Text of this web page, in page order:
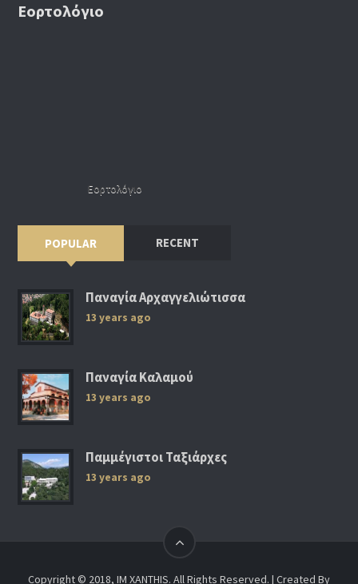
Εορτολόγιο
Εορτολόγιο
POPULAR RECENT
Παναγία Αρχαγγελιώτισσα
13 years ago
Παναγία Καλαμού
13 years ago
Παμμέγιστοι Ταξιάρχες
13 years ago
Copyright © 2018, IM XANTHIS. All Rights Reserved. | Created By